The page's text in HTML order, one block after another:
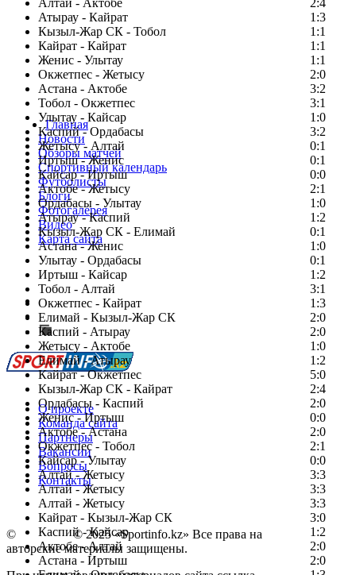
Алтай - Актобе
2:4
Атырау - Кайрат
1:3
Кызыл-Жар СК - Тобол
1:1
Кайрат - Кайрат
1:1
Женис - Улытау
1:1
Окжетпес - Жетысу
2:0
Астана - Актобе
3:2
Тобол - Окжетпес
3:1
Улытау - Кайсар
1:0
Каспий - Ордабасы
3:2
Жетысу - Алтай
0:1
Иртыш - Женис
0:1
Кайсар - Иртыш
0:0
Актобе - Жетысу
2:1
Ордабасы - Улытау
1:0
Атырау - Каспий
1:2
Кызыл-Жар СК - Елимай
0:1
Астана - Женис
1:0
Улытау - Ордабасы
0:1
Иртыш - Кайсар
1:2
Тобол - Алтай
3:1
Окжетпес - Кайрат
1:3
Елимай - Кызыл-Жар СК
2:0
Каспий - Атырау
2:0
Жетысу - Актобе
1:0
Елимай - Атырау
1:2
Кайрат - Окжетпес
5:0
Кызыл-Жар СК - Кайрат
2:4
Ордабасы - Каспий
2:0
Женис - Иртыш
0:0
Актобе - Астана
2:0
Окжетпес - Тобол
2:1
Кайсар - Улытау
0:0
Алтай - Жетысу
3:3
Алтай - Жетысу
3:3
Алтай - Жетысу
3:3
Кайрат - Кызыл-Жар СК
3:0
Каспий - Кайсар
1:2
Актобе - Алтай
2:0
Астана - Иртыш
2:0
Главная
Новости
Обзоры матчей
Спортивный календарь
Футболисты
Блоги
Фотогалерея
Видео
Карта сайта
Есть идея?
Сообщить о мероприятии
Перейти на старый сайт
О проекте
Команда сайта
Партнеры
Вакансии
Вопросы
Контакты
© Copyright© 2025 «Sportinfo.kz» Все права на
авторские материалы защищены.